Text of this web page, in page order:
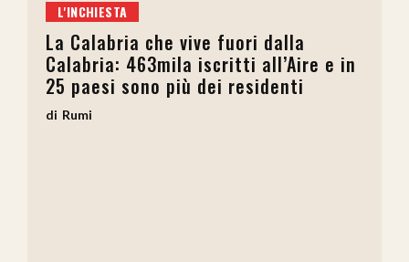
L'INCHIESTA
La Calabria che vive fuori dalla
Calabria: 463mila iscritti all’Aire e in
25 paesi sono più dei residenti
Rumi